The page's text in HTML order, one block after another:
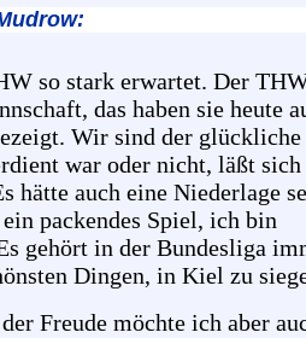
so stark erwartet. Der
das haben sie heute
Wir sind der glückliche
war oder nicht, läßt sich
hätte auch eine Niederlage
packendes Spiel, ich bin
gehört in der Bundesliga
Dingen, in Kiel zu
Freude möchte ich aber